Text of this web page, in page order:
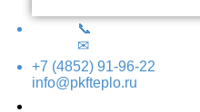
📞
✉
+7 (4852) 91-96-22
info@pkfteplo.ru